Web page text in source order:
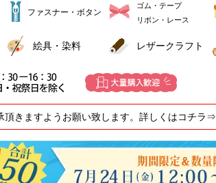
ファスナー・ボタン
ゴム・テープ
リボン・レース
絵具・染料 レザークラフト
頂きますようお願い致します。詳しくはコチラ⇒